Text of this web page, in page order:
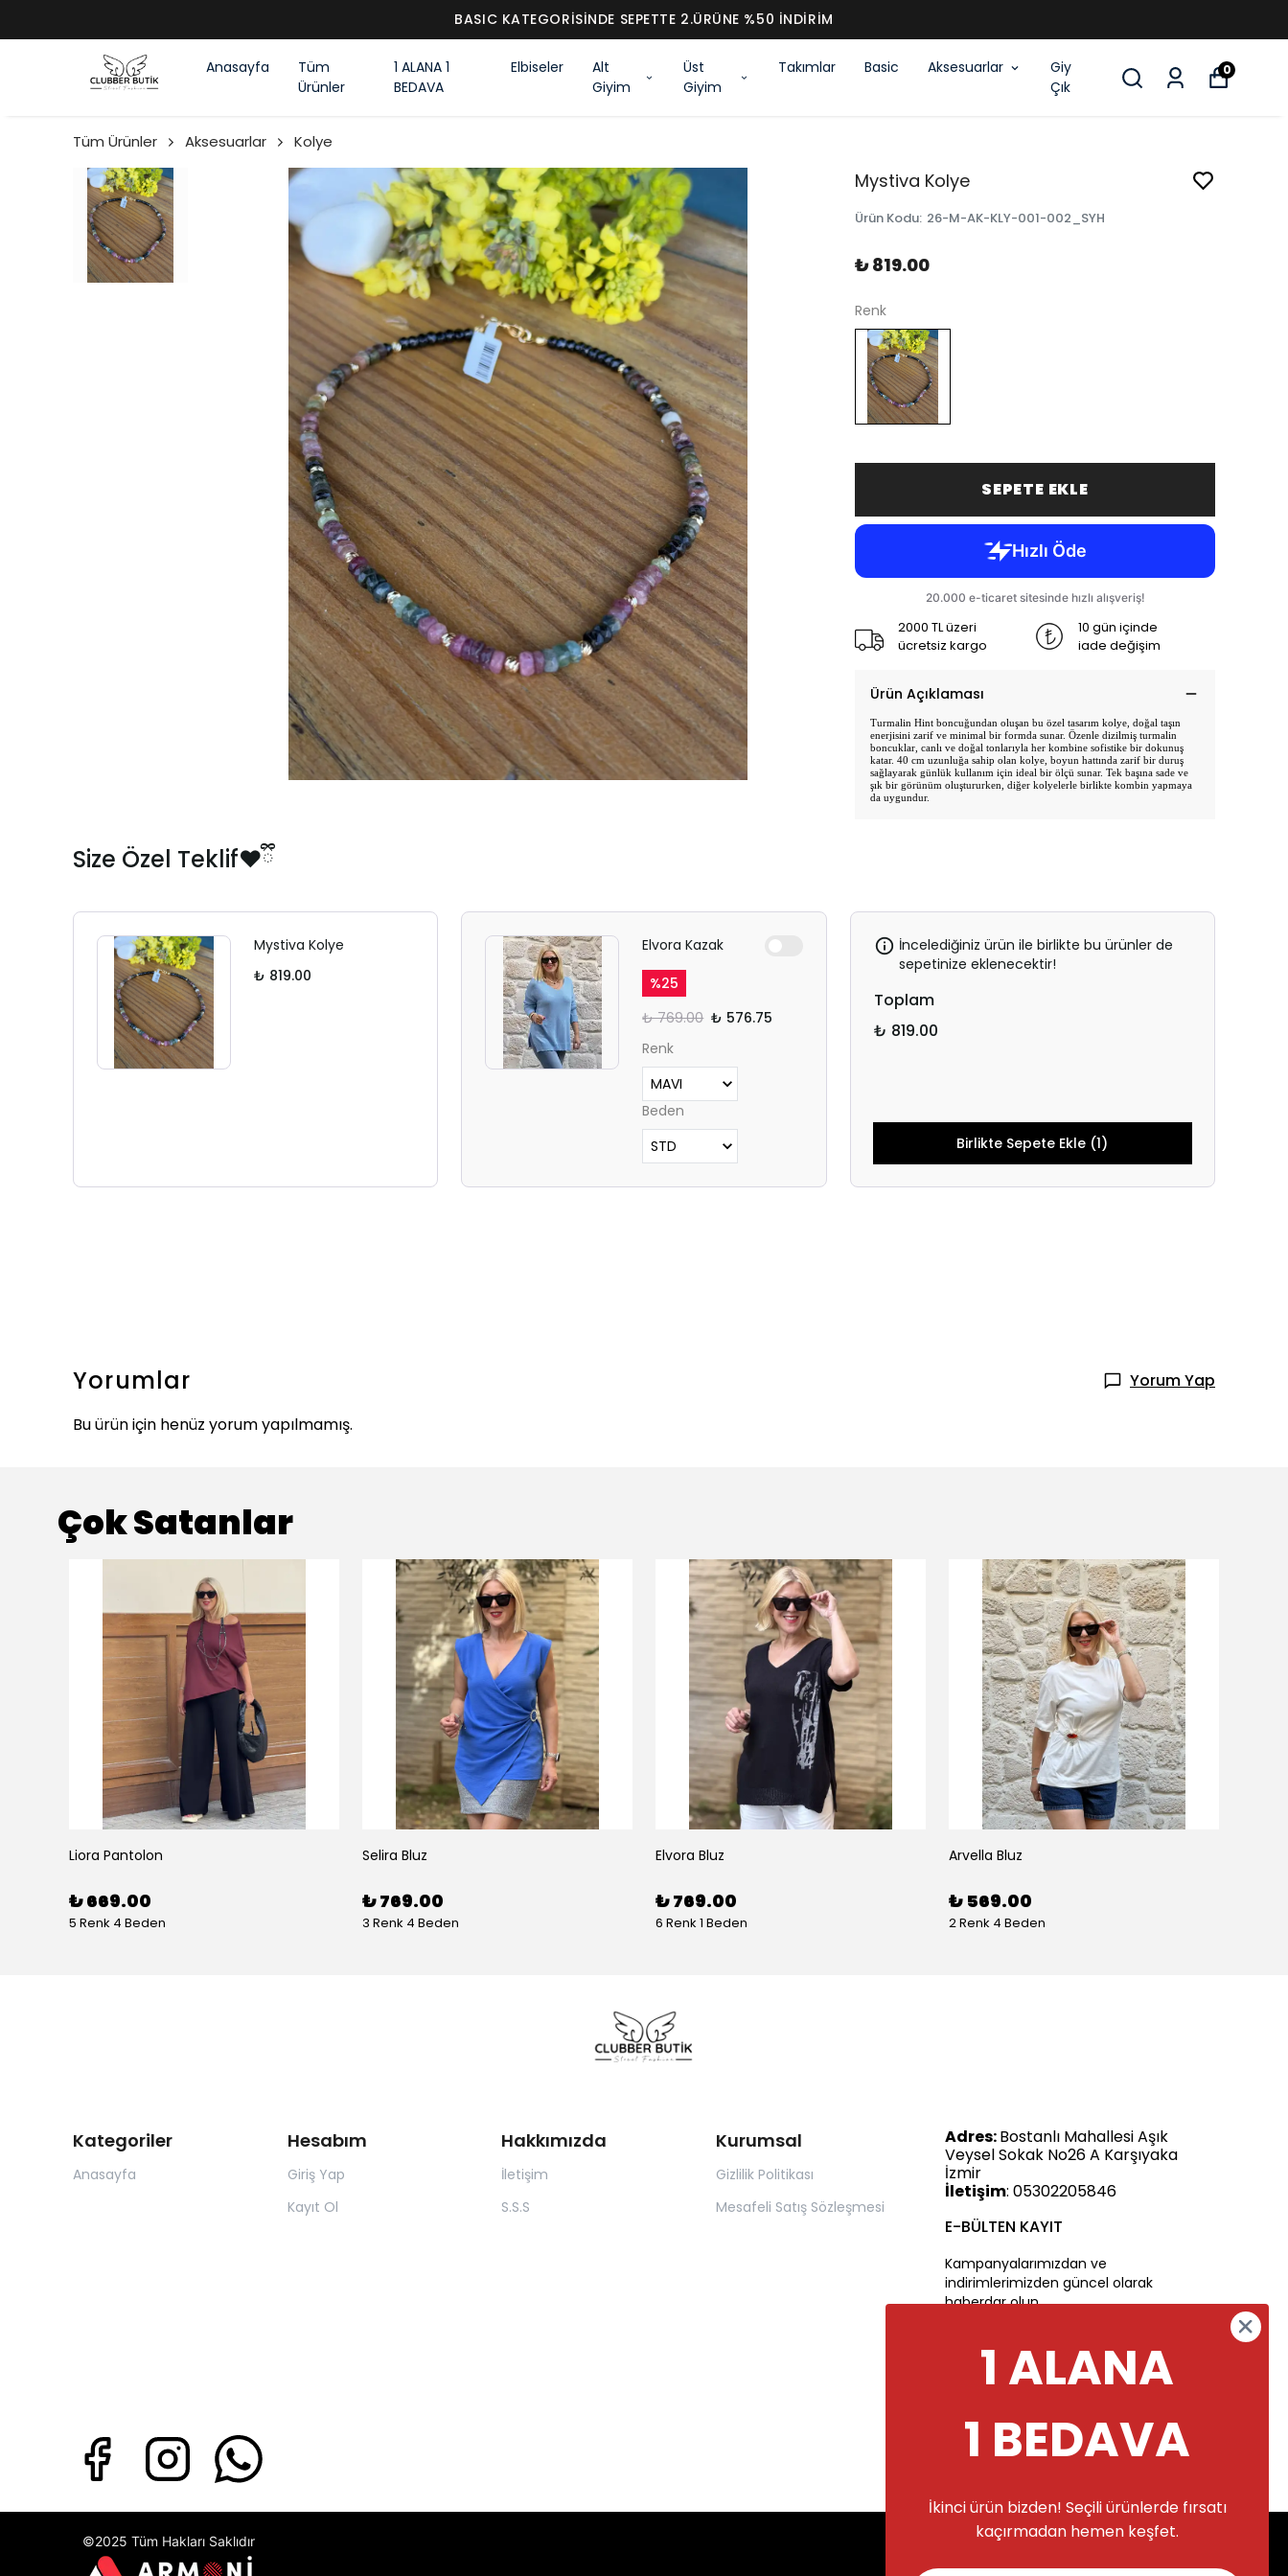
BASIC KATEGORİSİNDE SEPETTE 2.ÜRÜNE %50 İNDİRİM
Anasayfa
Tüm
Ürünler
1 ALANA 1
BEDAVA
Elbiseler
Alt
Giyim
Üst
Giyim
Takımlar Basic Aksesuarlar
Giy
Çık
0
Alışveriş deneyiminizi iyileştirmek için
yasal düzenlemelere uygun çerezler
Tüm Ürünler Aksesuarlar Kolye
Mystiva Kolye
Ürün Kodu: 26-M-AK-KLY-001-002_SYH
₺ 819.00
Renk
SEPETE EKLE
2000 TL üzeri
ücretsiz kargo
10 gün içinde
iade değişim
Ürün Açıklaması
Turmalin Hint boncuğundan oluşan bu özel tasarım kolye, doğal taşın
enerjisini zarif ve minimal bir formda sunar. Özenle dizilmiş turmalin
boncuklar, canlı ve doğal tonlarıyla her kombine sofistike bir dokunuş
katar. 40 cm uzunluğa sahip olan kolye, boyun hattında zarif bir duruş
sağlayarak günlük kullanım için ideal bir ölçü sunar. Tek başına sade ve
şık bir görünüm oluştururken, diğer kolyelerle birlikte kombin yapmaya
da uygundur.
Size Özel Teklif❤️ྀི
Mystiva Kolye
₺ 819.00
Elvora Kazak
%25
₺ 769.00 ₺ 576.75
Renk
Beden
İncelediğiniz ürün ile birlikte bu ürünler de
sepetinize eklenecektir!
Toplam
₺ 819.00
Birlikte Sepete Ekle (1)
Yorumlar
Yorum Yap
Bu ürün için henüz yorum yapılmamış.
Çok Satanlar
Liora Pantolon
₺ 669.00
5 Renk 4 Beden
Selira Bluz
₺ 769.00
3 Renk 4 Beden
Elvora Bluz
₺ 769.00
6 Renk 1 Beden
Arvella Bluz
₺ 569.00
2 Renk 4 Beden
Kategoriler
Anasayfa
Hesabım
Giriş Yap
Kayıt Ol
Hakkımızda
İletişim
S.S.S
Kurumsal
Gizlilik Politikası
Mesafeli Satış Sözleşmesi
Adres:Bostanlı Mahallesi Aşık
Veysel Sokak No26 A Karşıyaka
İzmir
İletişim: 05302205846
E-BÜLTEN KAYIT
Kampanyalarımızdan ve
indirimlerimizden güncel olarak
haberdar olun.
©2025 Tüm Hakları Saklıdır
1 ALANA
1 BEDAVA
İkinci ürün bizden! Seçili ürünlerde fırsatı
kaçırmadan hemen keşfet.